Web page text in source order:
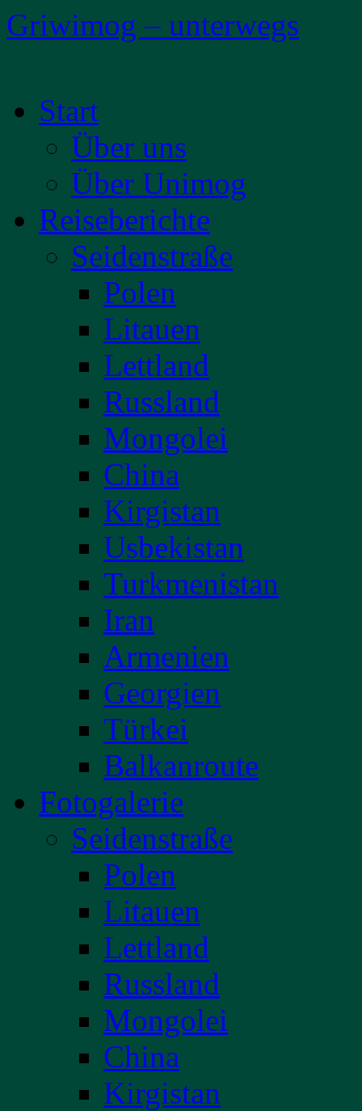
Griwimog – unterwegs
Inhalt
springenStart
Über uns
Über Unimog
Reiseberichte
Seidenstraße
Polen
Litauen
Lettland
Russland
Mongolei
China
Kirgistan
Usbekistan
Turkmenistan
Iran
Armenien
Georgien
Türkei
Balkanroute
Fotogalerie
Seidenstraße
Polen
Litauen
Lettland
Russland
Mongolei
China
Kirgistan